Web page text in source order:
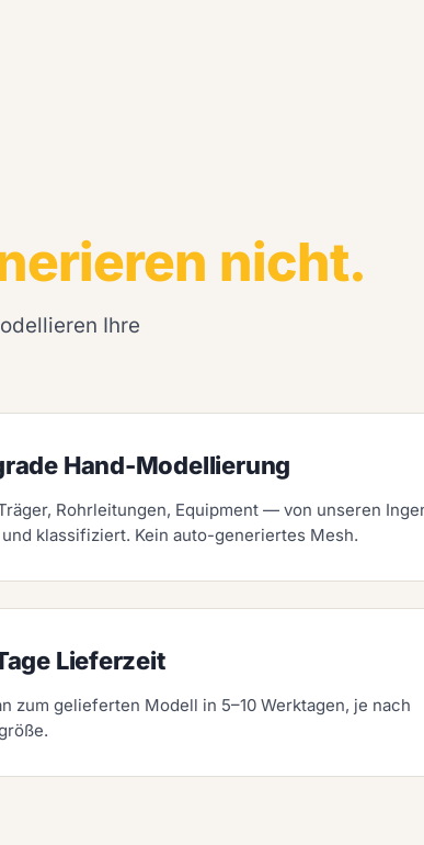
nicht.
Ihre
Hand-Modellierung
Rohrleitungen, Equipment — von unseren
klassifiziert. Kein auto-generiertes Mesh.
Lieferzeit
zum gelieferten Modell in 5–10 Werktagen, je nach